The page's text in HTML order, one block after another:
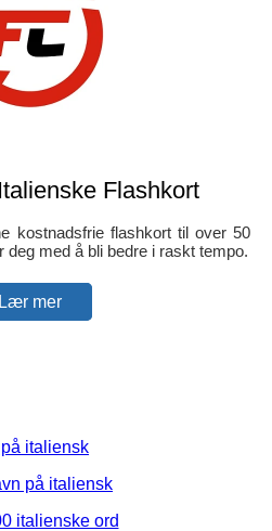
Flashkort
kostnadsfrie flashkort til over 50
deg med å bli bedre i raskt tempo.
Lær mer
italiensk
på italiensk
italienske ord